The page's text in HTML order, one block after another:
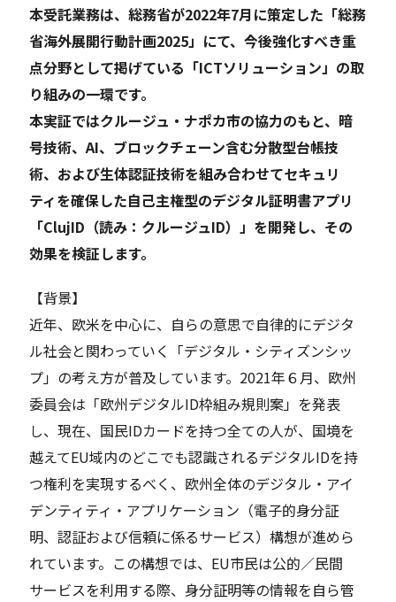
本受託業務は、総務省が2022年7月に策定した「総務
省海外展開行動計画2025」にて、今後強化すべき重
点分野として掲げている「ICTソリューション」の取
り組みの一環です。
本実証ではクルージュ・ナポカ市の協力のもと、暗
号技術、AI、ブロックチェーン含む分散型台帳技
術、および生体認証技術を組み合わせてセキュリ
ティを確保した自己主権型のデジタル証明書アプリ
「ClujID（読み：クルージュID）」を開発し、その
効果を検証します。
【背景】
近年、欧米を中心に、自らの意思で自律的にデジタ
ル社会と関わっていく「デジタル・シティズンシッ
プ」の考え方が普及しています。2021年６月、欧州
委員会は「欧州デジタルID枠組み規則案」を発表
し、現在、国民IDカードを持つ全ての人が、国境を
越えてEU域内のどこでも認識されるデジタルIDを持
つ権利を実現するべく、欧州全体のデジタル・アイ
デンティティ・アプリケーション（電子的身分証
明、認証および信頼に係るサービス）構想が進めら
れています。この構想では、EU市民は公的／民間
サービスを利用する際、身分証明等の情報を自ら管